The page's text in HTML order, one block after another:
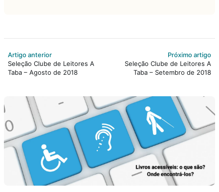
Artigo anterior
Seleção Clube de Leitores A
Taba – Agosto de 2018
Próximo artigo
Seleção Clube de Leitores A
Taba – Setembro de 2018